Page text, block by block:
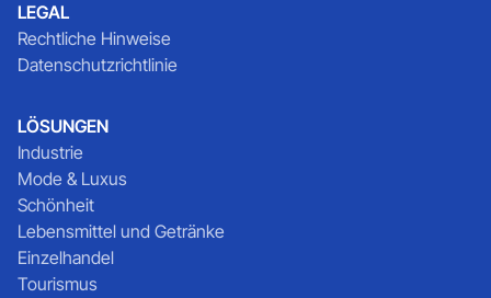
LEGAL
Rechtliche Hinweise
Datenschutzrichtlinie
LÖSUNGEN
Industrie
Mode & Luxus
Schönheit
Lebensmittel und Getränke
Einzelhandel
Tourismus